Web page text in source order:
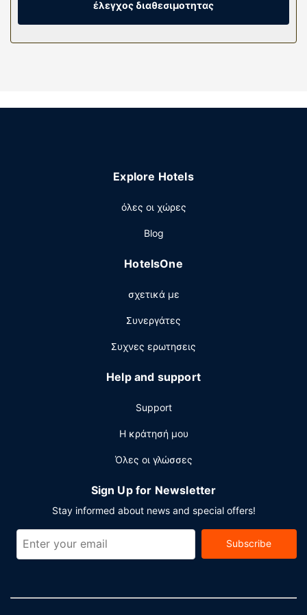
με καλωδιακά κανάλια, ενώ μπορείτε να είστε πάντα
Επωφεληθείτε από τις ψυχαγωγικές δυνατότητες, όπως
μεταξύ 6:00 π.μ. - 9:00 π.μ. και τα σαββατοκύριακα
Στις σημαντικές παροχές περιλαμβάνονται ρεσεψιόν
χρηματοκιβώτιο στη ρεσεψιόν. Στους χώρους μας θα
έλεγχος διαθεσιμοτητας
Explore Hotels
όλες οι χώρες
Blog
HotelsOne
σχετικά με
Συνεργάτες
Συχνες ερωτησεις
Help and support
Support
Η κράτησή μου
Όλες οι γλώσσες
Sign Up for Newsletter
Stay informed about news and special offers!
Subscribe